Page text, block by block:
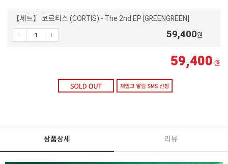
【세트】 코르티스 (CORTIS) - The 2nd EP [GREENGREEN]
59,400원
59,400 원
상품상세 리뷰